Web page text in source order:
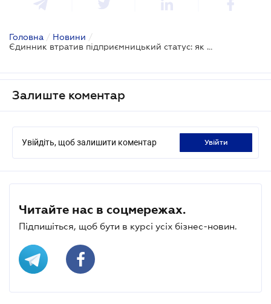
Головна / Новини /
Єдинник втратив підприємницький статус: як оподатковуються доходи
Залиште коментар
Увійдіть, щоб залишити коментар увійти
Читайте нас в соцмережах.
Підпишіться, щоб бути в курсі усіх бізнес-новин.